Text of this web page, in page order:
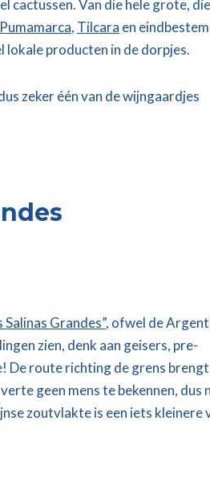
cactussen. Van die hele grote,
Pumamarca, Tilcara en
lokale producten in de dorpjes.
zeker één van de wijngaardjes
Salinas Grandes”, ofwel de
zien, denk aan geisers, pre-
De route richting de grens
geen mens te bekennen, dus
zoutvlakte is een iets kleinere